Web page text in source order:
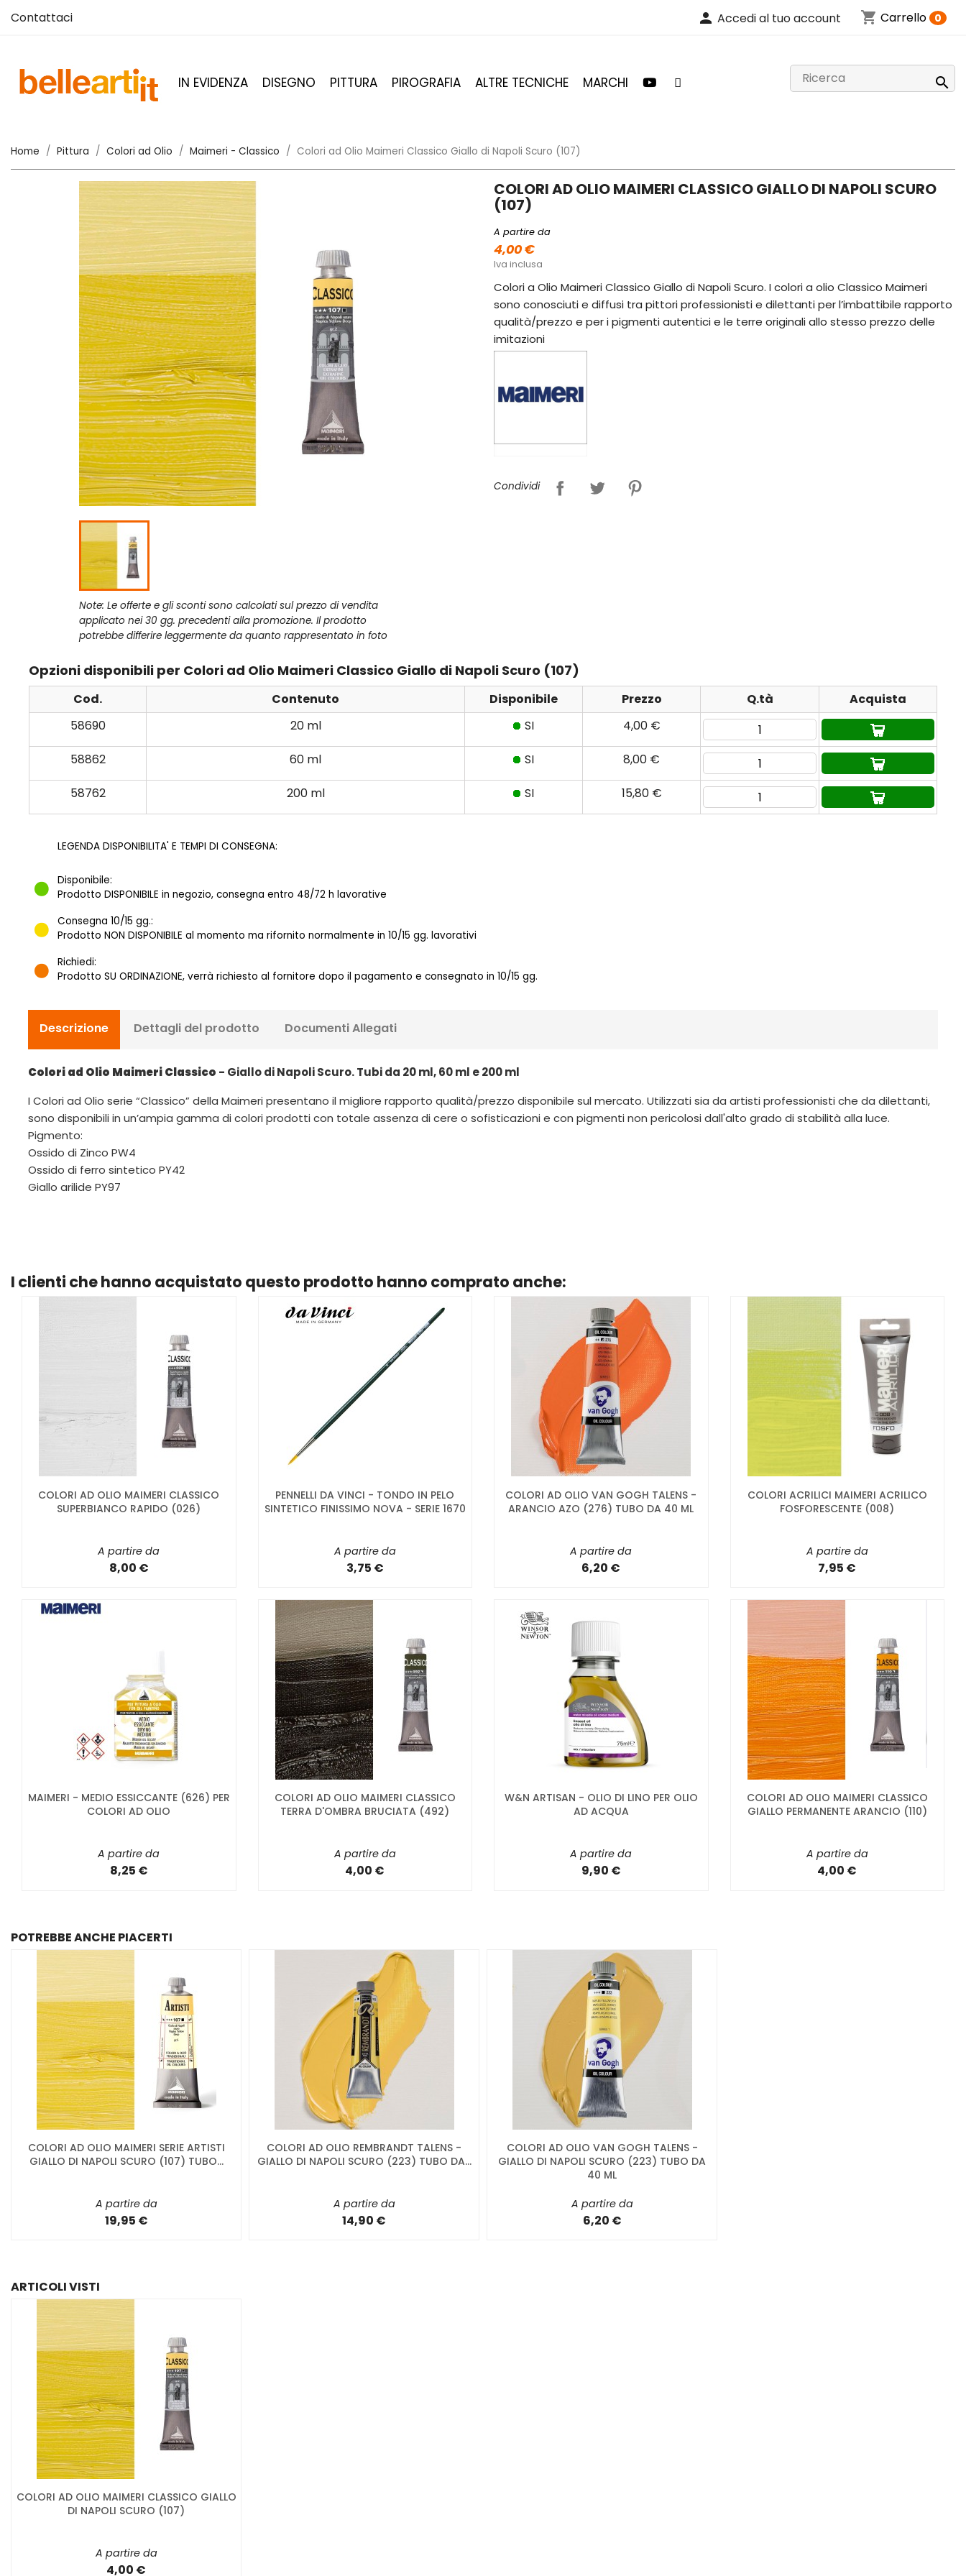
Contattaci person Accedi al tuo account shopping_cart Carrello 0
IN EVIDENZA DISEGNO PITTURA PIROGRAFIA ALTRE TECNICHE MARCHI 
Home Pittura Colori ad Olio Maimeri - Classico Colori ad Olio Maimeri Classico Giallo di Napoli Scuro (107)
Note: Le offerte e gli sconti sono calcolati sul prezzo di vendita
applicato nei 30 gg. precedenti alla promozione. Il prodotto
potrebbe differire leggermente da quanto rappresentato in foto
COLORI AD OLIO MAIMERI CLASSICO GIALLO DI NAPOLI SCURO
(107)
A partire da
4,00 €
Iva inclusa
Colori a Olio Maimeri Classico Giallo di Napoli Scuro. I colori a olio Classico Maimeri
sono conosciuti e diffusi tra pittori professionisti e dilettanti per l’imbattibile rapporto
qualità/prezzo e per i pigmenti autentici e le terre originali allo stesso prezzo delle
imitazioni
Condividi
Opzioni disponibili per Colori ad Olio Maimeri Classico Giallo di Napoli Scuro (107)
Cod. Contenuto Disponibile Prezzo Q.tà
Acquista
58690
20 ml SI 4,00 €
58862 60 ml SI 8,00 €
58762 200 ml SI 15,80 €
LEGENDA DISPONIBILITA' E TEMPI DI CONSEGNA:
Disponibile:
Prodotto DISPONIBILE in negozio, consegna entro 48/72 h lavorative
Consegna 10/15 gg.:
Prodotto NON DISPONIBILE al momento ma rifornito normalmente in 10/15 gg. lavorativi
Richiedi:
Prodotto SU ORDINAZIONE, verrà richiesto al fornitore dopo il pagamento e consegnato in 10/15 gg.
Descrizione Dettagli del prodotto Documenti Allegati
Colori ad Olio Maimeri Classico - Giallo di Napoli Scuro. Tubi da 20 ml, 60 ml e 200 ml
I Colori ad Olio serie “Classico” della Maimeri presentano il migliore rapporto qualità/prezzo disponibile sul mercato. Utilizzati sia da artisti professionisti che da dilettanti,
sono disponibili in un’ampia gamma di colori prodotti con totale assenza di cere o sofisticazioni e con pigmenti non pericolosi dall'alto grado di stabilità alla luce.
Pigmento:
Ossido di Zinco PW4
Ossido di ferro sintetico PY42
Giallo arilide PY97
I clienti che hanno acquistato questo prodotto hanno comprato anche:
COLORI AD OLIO MAIMERI CLASSICO
SUPERBIANCO RAPIDO (026)
A partire da
8,00 €
PENNELLI DA VINCI - TONDO IN PELO
SINTETICO FINISSIMO NOVA - SERIE 1670
A partire da
3,75 €
COLORI AD OLIO VAN GOGH TALENS -
ARANCIO AZO (276) TUBO DA 40 ML
A partire da
6,20 €
COLORI ACRILICI MAIMERI ACRILICO
FOSFORESCENTE (008)
A partire da
7,95 €
MAIMERI - MEDIO ESSICCANTE (626) PER
COLORI AD OLIO
A partire da
8,25 €
COLORI AD OLIO MAIMERI CLASSICO
TERRA D'OMBRA BRUCIATA (492)
A partire da
4,00 €
W&N ARTISAN - OLIO DI LINO PER OLIO
AD ACQUA
A partire da
9,90 €
COLORI AD OLIO MAIMERI CLASSICO
GIALLO PERMANENTE ARANCIO (110)
A partire da
4,00 €
POTREBBE ANCHE PIACERTI
COLORI AD OLIO MAIMERI SERIE ARTISTI
GIALLO DI NAPOLI SCURO (107) TUBO...
A partire da
19,95 €
COLORI AD OLIO REMBRANDT TALENS -
GIALLO DI NAPOLI SCURO (223) TUBO DA...
A partire da
14,90 €
COLORI AD OLIO VAN GOGH TALENS -
GIALLO DI NAPOLI SCURO (223) TUBO DA
40 ML
A partire da
6,20 €
ARTICOLI VISTI
COLORI AD OLIO MAIMERI CLASSICO GIALLO
DI NAPOLI SCURO (107)
A partire da
4,00 €